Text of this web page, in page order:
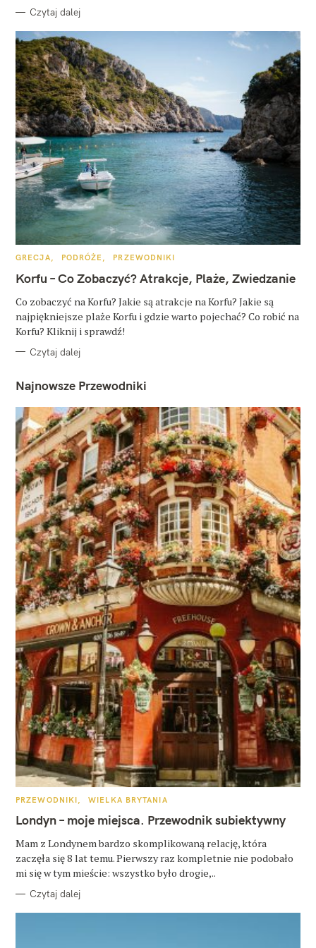
Czytaj dalej
K
T
E
O
R
I
GRECJA PODRÓŻE PRZEWODNIKI
Korfu – Co Zobaczyć? Atrakcje, Plaże, Zwiedzanie
Co zobaczyć na Korfu? Jakie są atrakcje na Korfu? Jakie są
najpiękniejsze plaże Korfu i gdzie warto pojechać? Co robić na
Korfu? Kliknij i sprawdź!
Czytaj dalej
Najnowsze Przewodniki
K
T
E
O
R
I
PRZEWODNIKI WIELKA BRYTANIA
Londyn – moje miejsca. Przewodnik subiektywny
Mam z Londynem bardzo skomplikowaną relację, która
zaczęła się 8 lat temu. Pierwszy raz kompletnie nie podobało
mi się w tym mieście: wszystko było drogie,..
Czytaj dalej